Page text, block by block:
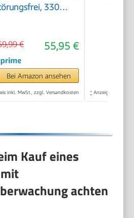
330
ECO-Modus,
26
55,95 €
€
Bei Amazon ansehen
inkl. MwSt., zzgl. Versandkosten * Anzeige
Kauf eines
achten